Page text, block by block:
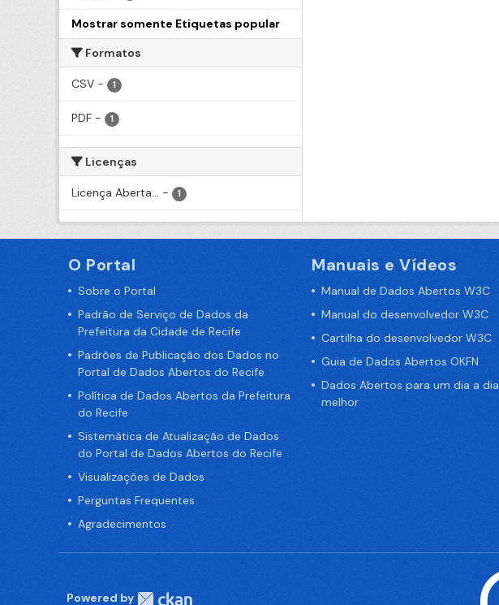
Mostrar somente Etiquetas popular
Formatos
CSV - 1
PDF - 1
Licenças
Licença Aberta... - 1
O Portal
Sobre o Portal
Padrão de Serviço de Dados da
Prefeitura da Cidade de Recife
Padrões de Publicação dos Dados no
Portal de Dados Abertos do Recife
Política de Dados Abertos da Prefeitura
do Recife
Sistemática de Atualização de Dados
do Portal de Dados Abertos do Recife
Visualizações de Dados
Perguntas Frequentes
Agradecimentos
Manuais e Vídeos
Manual de Dados Abertos W3C
Manual do desenvolvedor W3C
Cartilha do desenvolvedor W3C
Guia de Dados Abertos OKFN
Dados Abertos para um dia a dia
melhor
Powered by